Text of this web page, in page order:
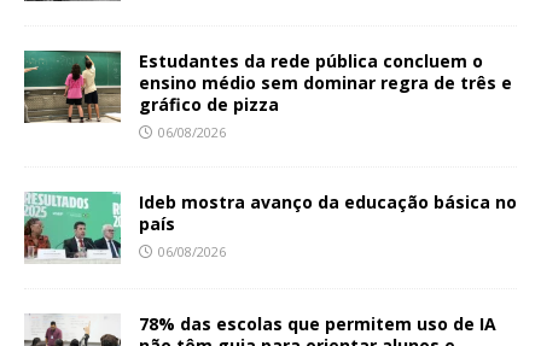
Estudantes da rede pública concluem o
ensino médio sem dominar regra de três e
gráfico de pizza
06/08/2026
Ideb mostra avanço da educação básica no
país
06/08/2026
78% das escolas que permitem uso de IA